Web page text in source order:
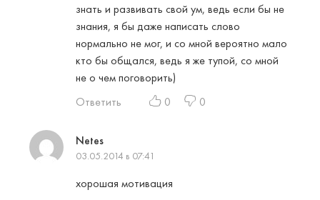
знать и развивать свой ум, ведь если бы не
знания, я бы даже написать слово
нормально не мог, и со мной вероятно мало
кто бы общался, ведь я же тупой, со мной
не о чем поговорить)
Ответить
0 0
Netes
03.05.2014 в 07:41
хорошая мотивация